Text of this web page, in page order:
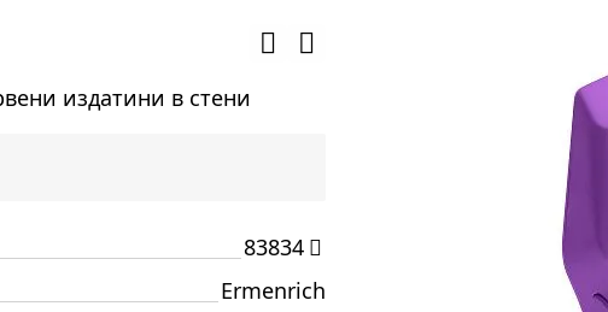
издатини в стени
83834
Ermenrich